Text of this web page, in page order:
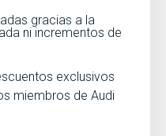
gracias a la
ni incrementos de
exclusivos
miembros de Audi